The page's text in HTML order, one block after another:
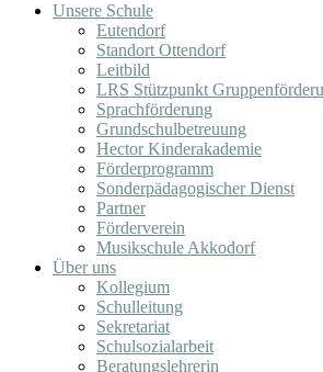
Unsere Schule
Eutendorf
Standort Ottendorf
Leitbild
LRS Stützpunkt
Sprachförderung
Grundschulbetreuung
Hector Kinderakademie
Förderprogramm
Sonderpädagogischer Dienst
Partner
Förderverein
Musikschule Akkodorf
Über uns
Kollegium
Schulleitung
Sekretariat
Schulsozialarbeit
Beratungslehrerin